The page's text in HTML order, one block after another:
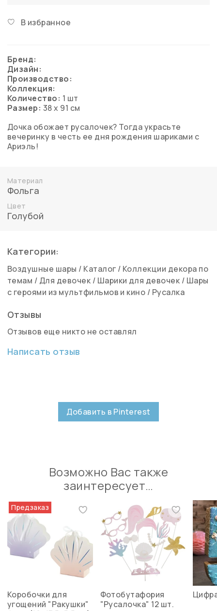
В избранное
Бренд:
Дизайн:
Производство:
Коллекция:
Количество: 1 шт
Размер: 38 х 91 см
Дочка обожает русалочек? Тогда украсьте
вечеринку в честь ее дня рождения шариками с
Ариэль!
Материал
Фольга
Цвет
Голубой
Категории:
Воздушные шары / Каталог / Коллекции декора по
темам / Для девочек / Шарики для девочек / Шары
с героями из мультфильмов и кино / Русалка
Отзывы
Отзывов еще никто не оставлял
Написать отзыв
Добавить в Pinterest
Возможно Вас также
заинтересует…
Предзаказ
Коробочки для
угощений "Ракушки"
Фотобутафория
"Русалочка" 12 шт.